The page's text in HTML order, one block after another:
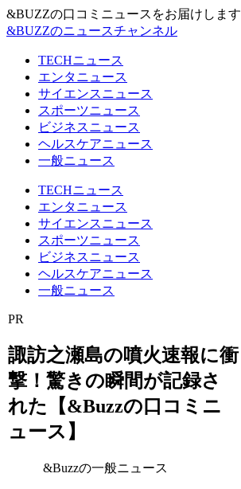
&BUZZの口コミニュースをお届けします
&BUZZのニュースチャンネル
TECHニュース
エンタニュース
サイエンスニュース
スポーツニュース
ビジネスニュース
ヘルスケアニュース
一般ニュース
TECHニュース
エンタニュース
サイエンスニュース
スポーツニュース
ビジネスニュース
ヘルスケアニュース
一般ニュース
PR
諏訪之瀬島の噴火速報に衝
撃！驚きの瞬間が記録さ
れた【&Buzzの口コミニ
ュース】
&Buzzの一般ニュース